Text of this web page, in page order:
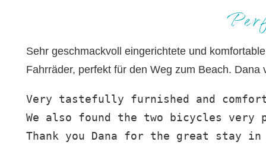
Sehr geschmackvoll eingerichtete und
Fahrräder, perfekt für den Weg zum Beach.
Very tastefully furnished and
We also found the two bicycles
Thank you Dana for the great stay in